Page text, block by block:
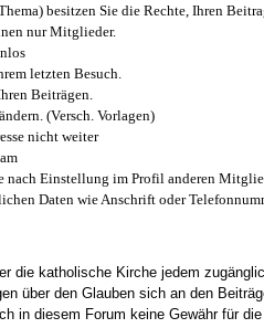
besitzen Sie die Rechte, Ihren
nur Mitglieder.
letzten Besuch.
Beiträgen.
(Versch. Vorlagen)
nicht weiter
nach Einstellung im Profil anderen
Daten wie Anschrift oder
die katholische Kirche jedem
über den Glauben sich an den
in diesem Forum keine Gewähr für